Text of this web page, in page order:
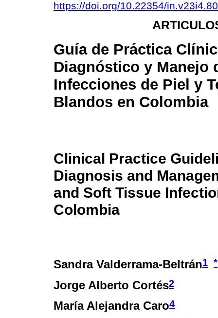
https://doi.org/10.22354/
Guía de Práctica
Diagnóstico y Manejo
Infecciones de Piel y
Blandos en Colombia
Clinical Practice
Diagnosis and
and Soft Tissue
Colombia
Sandra Valderrama-Beltrán1 *
Jorge Alberto Cortés2
María Alejandra Caro4